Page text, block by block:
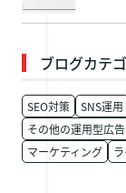
ブログカテ
SEO対策 SNS運用
その他の運用型広告
マーケティング